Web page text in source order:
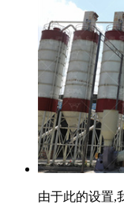
由于此的设置,